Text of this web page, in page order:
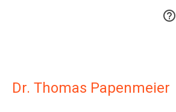

Dr. Thomas Papenmeier